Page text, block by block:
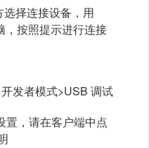
择连接设备，用
，按照提示进行连接
发者模式>USB 调试
置，请在客户端中点